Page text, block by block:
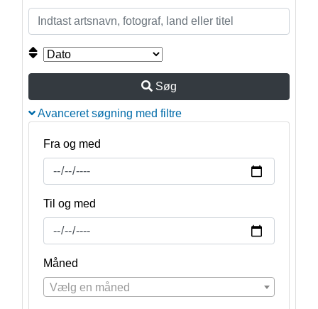
Søg
Avanceret søgning med filtre
Fra og med
Til og med
Måned
Vælg en måned